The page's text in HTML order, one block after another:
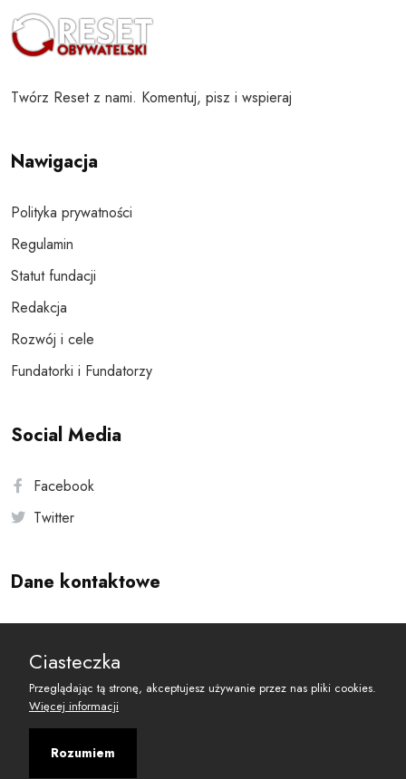
Twórz Reset z nami. Komentuj, pisz i wspieraj
Nawigacja
Polityka prywatności
Regulamin
Statut fundacji
Redakcja
Rozwój i cele
Fundatorki i Fundatorzy
Social Media
Facebook
Twitter
Dane kontaktowe
reset@resetobywatelski.pl
Ciasteczka
Przeglądając tą stronę, akceptujesz używanie przez nas pliki cookies.
Więcej informacji
Rozumiem